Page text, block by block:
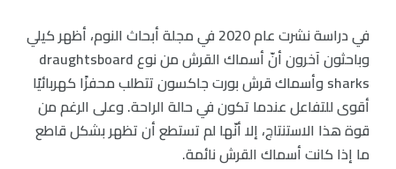
في دراسة نشرت عام 2020 في مجلة أبحاث النوم، أظهر كيلي
وباحثون آخرون أنّ أسماك القرش من نوع draughtsboard
sharks وأسماك قرش بورت جاكسون تتطلب محفزًا كهربائيًا
أقوى للتفاعل عندما تكون في حالة الراحة. وعلى الرغم من
قوة هذا الاستنتاج، إلا أنّها لم تستطع أن تظهر بشكل قاطع
ما إذا كانت أسماك القرش نائمة.